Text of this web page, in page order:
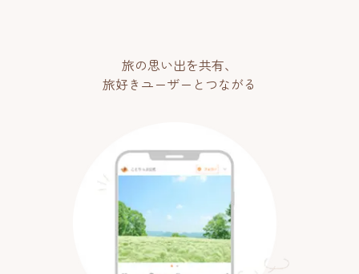
旅の思い出を共有、
旅好きユーザーとつながる